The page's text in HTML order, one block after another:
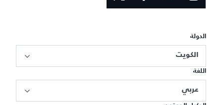
الدولة
الكويت
اللغة
عربي